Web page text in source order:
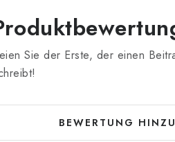
Sie der Erste, der einen
BEWERTUNG